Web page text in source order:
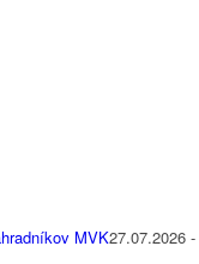
MVK27.07.2026